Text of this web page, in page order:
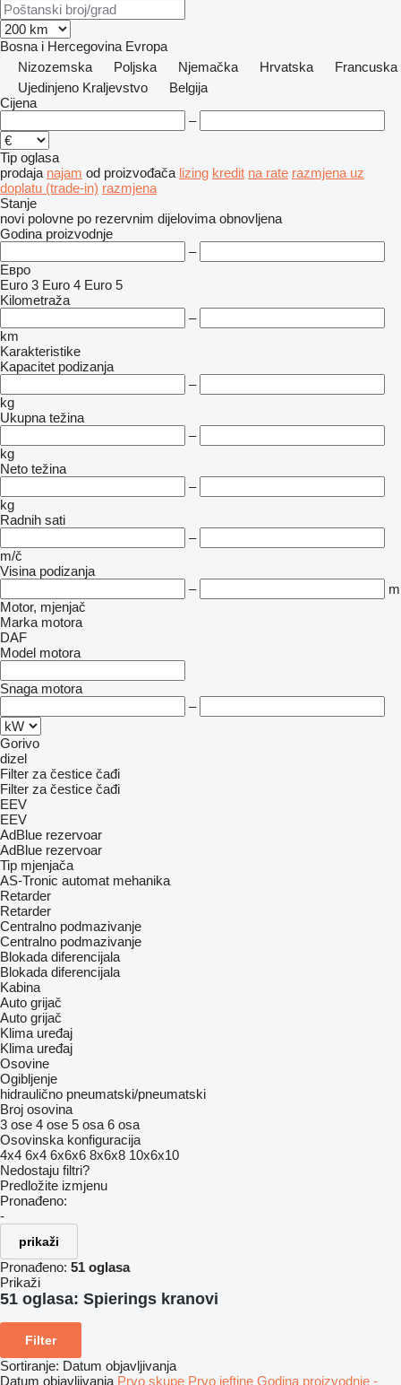
Bosna i Hercegovina Evropa
Nizozemska
Poljska Njemačka Hrvatska
Francuska
Ujedinjeno Kraljevstvo
Belgija
Cijena
–
Tip oglasa
prodaja najam od proizvođača lizing kredit na rate razmjena uz
doplatu (trade-in) razmjena
Stanje
novi polovne po rezervnim dijelovima obnovljena
Godina proizvodnje
–
Евро
Euro 3 Euro 4 Euro 5
Kilometraža
–
km
Karakteristike
Kapacitet podizanja
–
kg
Ukupna težina
–
kg
Neto težina
–
kg
Radnih sati
–
m/č
Visina podizanja
–
m
Motor, mjenjač
Marka motora
DAF
Model motora
Snaga motora
–
Gorivo
dizel
Filter za čestice čađi
Filter za čestice čađi
EEV
EEV
AdBlue rezervoar
AdBlue rezervoar
Tip mјenjača
AS-Tronic automat mehanika
Retarder
Retarder
Centralno podmazivanje
Centralno podmazivanje
Blokada diferencijala
Blokada diferencijala
Kabina
Auto grijač
Auto grijač
Klima uređaj
Klima uređaj
Osovine
Ogibljenje
hidraulično pneumatski/pneumatski
Broj osovina
3 ose 4 ose 5 osa 6 osa
Osovinska konfiguracija
4x4 6x4 6x6x6 8x6x8 10x6x10
Nedostaju filtri?
Predložite izmjenu
Pronađeno:
-
prikaži
Pronađeno: 51 oglasa
Prikaži
51 oglasa: Spierings kranovi
Filter
Sortiranje: Datum objavljivanja
Datum objavljivanja Prvo skupe Prvo jeftine Godina proizvodnje -